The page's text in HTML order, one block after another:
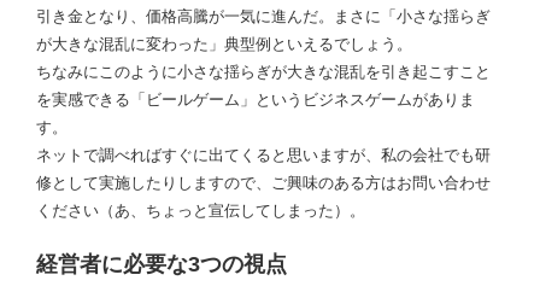
引き金となり、価格高騰が一気に進んだ。まさに「小さな揺らぎ
が大きな混乱に変わった」典型例といえるでしょう。
ちなみにこのように小さな揺らぎが大きな混乱を引き起こすこと
を実感できる「ビールゲーム」というビジネスゲームがありま
す。
ネットで調べればすぐに出てくると思いますが、私の会社でも研
修として実施したりしますので、ご興味のある方はお問い合わせ
ください（あ、ちょっと宣伝してしまった）。
経営者に必要な3つの視点